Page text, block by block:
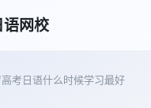
语网校
高考日语什么时候学习最好